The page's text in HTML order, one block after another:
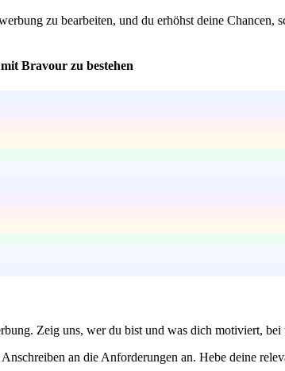
zu bearbeiten, und du erhöhst deine Chancen,
Bravour zu bestehen
Zeig uns, wer du bist und was dich motiviert, bei
an die Anforderungen an. Hebe deine